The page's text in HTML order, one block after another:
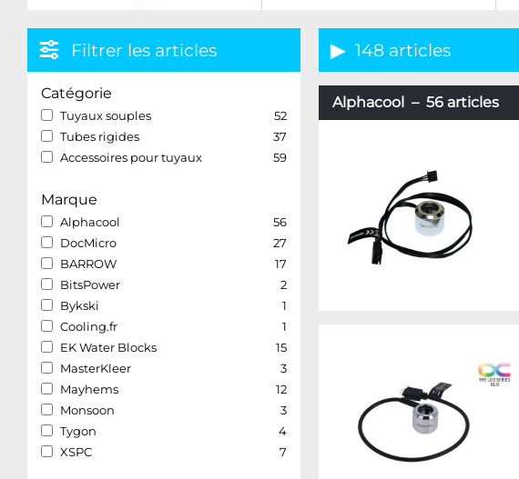
Filtrer les articles
Catégorie
Tuyaux souples
52
Tubes rigides
37
Accessoires pour tuyaux
59
Marque
Alphacool
56
DocMicro
27
BARROW
17
BitsPower
2
Bykski
1
Cooling.fr
1
EK Water Blocks
15
MasterKleer
3
Mayhems
12
Monsoon
3
Tygon
4
XSPC
7
148 articles
Alphacool – 56 articles